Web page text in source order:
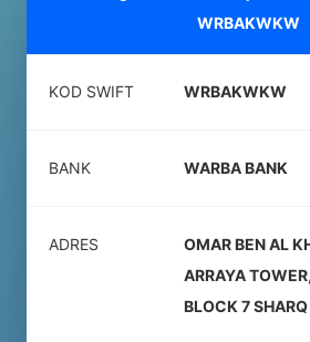
WRBAKWKW
KOD SWIFT WRBAKWKW
BANK WARBA BANK
ADRES
OMAR BEN AL
ARRAYA
BLOCK 7 SHARQ